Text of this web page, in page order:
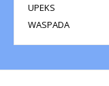
UPEKS
WASPADA